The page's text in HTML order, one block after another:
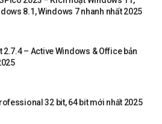
8.1, Windows 7 nhanh nhất 2025
– Active Windows & Office bản
32 bit, 64 bit mới nhất 2025